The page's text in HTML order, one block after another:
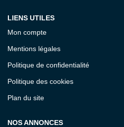
LIENS UTILES
Mon compte
Mentions légales
Politique de confidentialité
Politique des cookies
Plan du site
NOS ANNONCES